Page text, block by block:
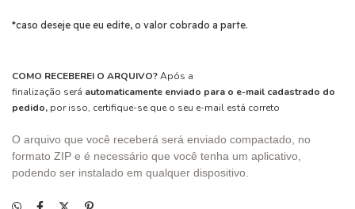
*caso deseje que eu edite, o valor cobrado a parte.
COMO RECEBEREI O ARQUIVO?Após a
finalização será automaticamente enviado para o e-mail cadastrado do
pedido, por isso, certifique-se que o seu e-mail está correto
O arquivo que você receberá será enviado compactado, no
formato ZIP e é necessário que você tenha um aplicativo,
podendo ser instalado em qualquer dispositivo.